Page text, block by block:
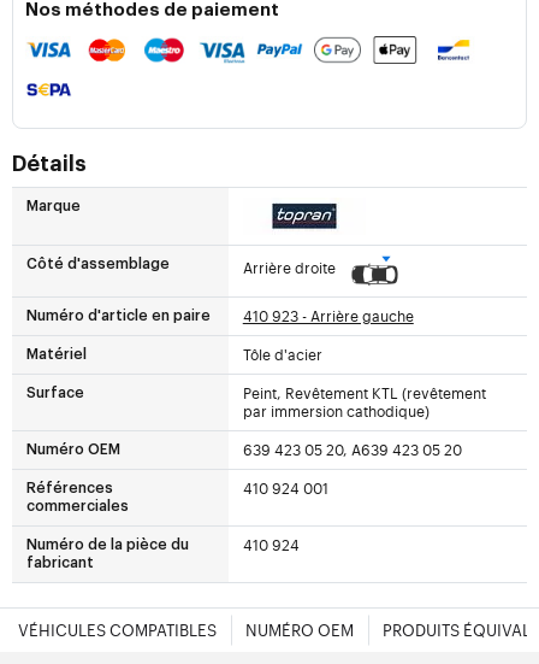
Nos méthodes de paiement
Détails
Marque
Côté d'assemblage Arrière droite
Numéro d'article en paire 410 923 - Arrière gauche
Matériel Tôle d'acier
Surface
Peint, Revêtement KTL (revêtement
par immersion cathodique)
Numéro OEM 639 423 05 20, A639 423 05 20
Références
commerciales
410 924 001
Numéro de la pièce du
fabricant
410 924
VÉHICULES COMPATIBLES NUMÉRO OEM PRODUITS